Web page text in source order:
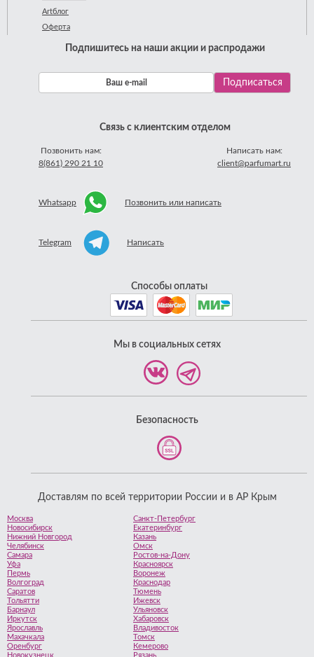
Artблог
Оферта
Подпишитесь на наши акции и распродажи
Связь с клиентским отделом
Позвонить нам:
8(861) 290 21 10
Написать нам:
client@parfumart.ru
Whatsapp Позвонить или написать
Telegram Написать
Способы оплаты
Мы в социальных сетях
Безопасность
Доставлям по всей территории России и в АР Крым
Москва
Санкт-Петербург
Новосибирск
Екатеринбург
Нижний Новгород
Казань
Челябинск
Омск
Самара
Ростов-на-Дону
Уфа
Красноярск
Пермь
Воронеж
Волгоград
Краснодар
Саратов
Тюмень
Тольятти
Ижевск
Барнаул
Ульяновск
Иркутск
Хабаровск
Ярославль
Владивосток
Махачкала
Томск
Оренбург
Кемерово
Новокузнецк
Рязань